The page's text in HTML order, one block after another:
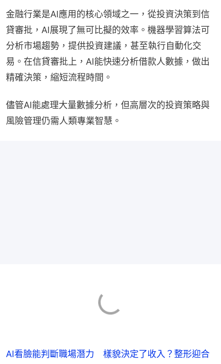
金融行業是AI應用的核心領域之一，從投資決策到信
貸審批，AI展現了無可比擬的效率。機器學習算法可
分析市場趨勢，提供投資建議，甚至執行自動化交
易。在信貸審批上，AI能快速分析借款人數據，做出
精確決策，縮短流程時間。
儘管AI能處理大量數據分析，但高層次的投資策略與
風險管理仍需人類專業智慧。
AI看臉能判斷職場潛力 樣貌決定了收入？整形迎合